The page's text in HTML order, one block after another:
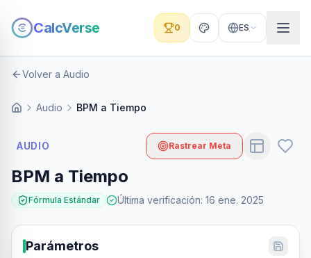
CalcVerse 0 ES
Volver a Audio
Audio BPM a Tiempo
AUDIO Rastrear Meta
BPM a Tiempo
Fórmula Estándar Última verificación: 16 ene. 2025
Parámetros